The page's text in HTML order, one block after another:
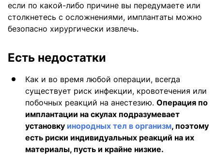
если по какой-либо причине вы передумаете или
столкнетесь с осложнениями, имплантаты можно
безопасно хирургически извлечь.
Есть недостатки
Как и во время любой операции, всегда
существует риск инфекции, кровотечения или
побочных реакций на анестезию. Операция по
имплантации на скулах подразумевает
установку инородных тел в организм, поэтому
есть риски индивидуальных реакций на их
материалы, пусть и крайне низкие.